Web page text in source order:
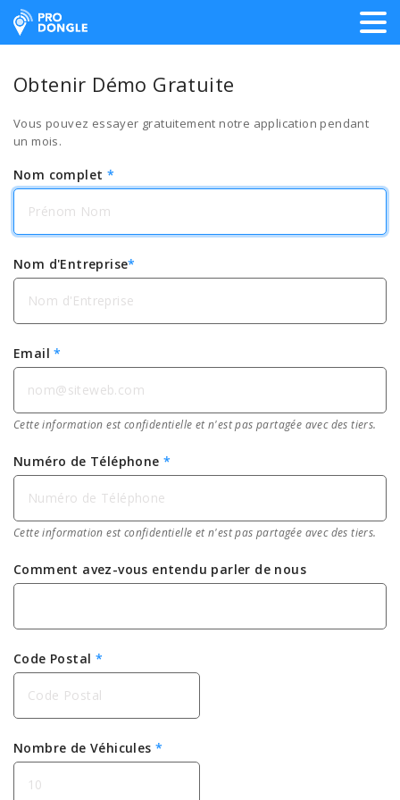
ProDongle Géolocalisation
Obtenir Démo Gratuite
Vous pouvez essayer gratuitement notre application pendant
un mois.
Nom complet *
Nom d'Entreprise*
Email*
Cette information est confidentielle et n'est pas partagée avec des tiers.
Numéro de Téléphone *
Cette information est confidentielle et n'est pas partagée avec des tiers.
Comment avez-vous entendu parler de nous
Code Postal *
Nombre de Véhicules *